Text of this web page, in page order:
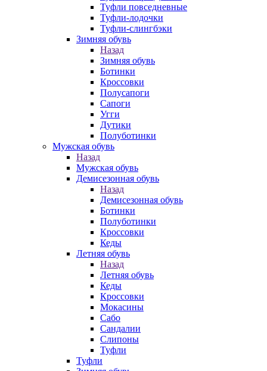
Туфли повседневные
Туфли-лодочки
Туфли-слингбэки
Зимняя обувь
Назад
Зимняя обувь
Ботинки
Кроссовки
Полусапоги
Сапоги
Угги
Дутики
Полуботинки
Мужская обувь
Назад
Мужская обувь
Демисезонная обувь
Назад
Демисезонная обувь
Ботинки
Полуботинки
Кроссовки
Кеды
Летняя обувь
Назад
Летняя обувь
Кеды
Кроссовки
Мокасины
Сабо
Сандалии
Слипоны
Туфли
Туфли